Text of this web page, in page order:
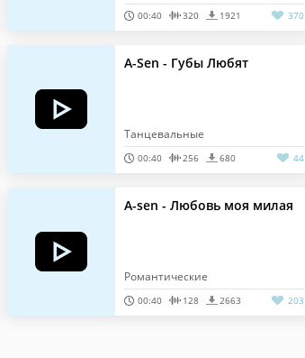
00:40 320 1921 370
A-Sen - Губы Любят
Танцевальные
00:40 256 680 44
A-sen - Любовь моя милая
Романтические
00:40 128 2663 203